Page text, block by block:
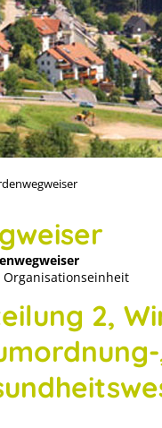
Organisationseinheit
2,